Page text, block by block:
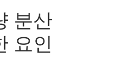
분산
요인